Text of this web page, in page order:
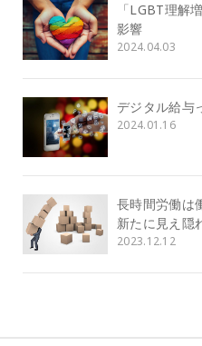
「LGBT理解
影響
2024.04.03
デジタル給与
2024.01.16
長時間労働は
新たに見え隠
2023.12.12